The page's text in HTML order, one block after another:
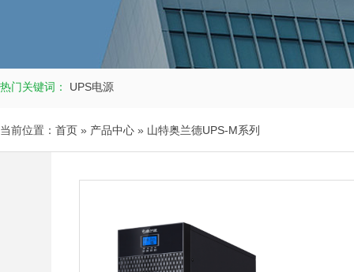
热门关键词： UPS电源
当前位置： 首页 » 产品中心 » 山特奥兰德UPS-M系列